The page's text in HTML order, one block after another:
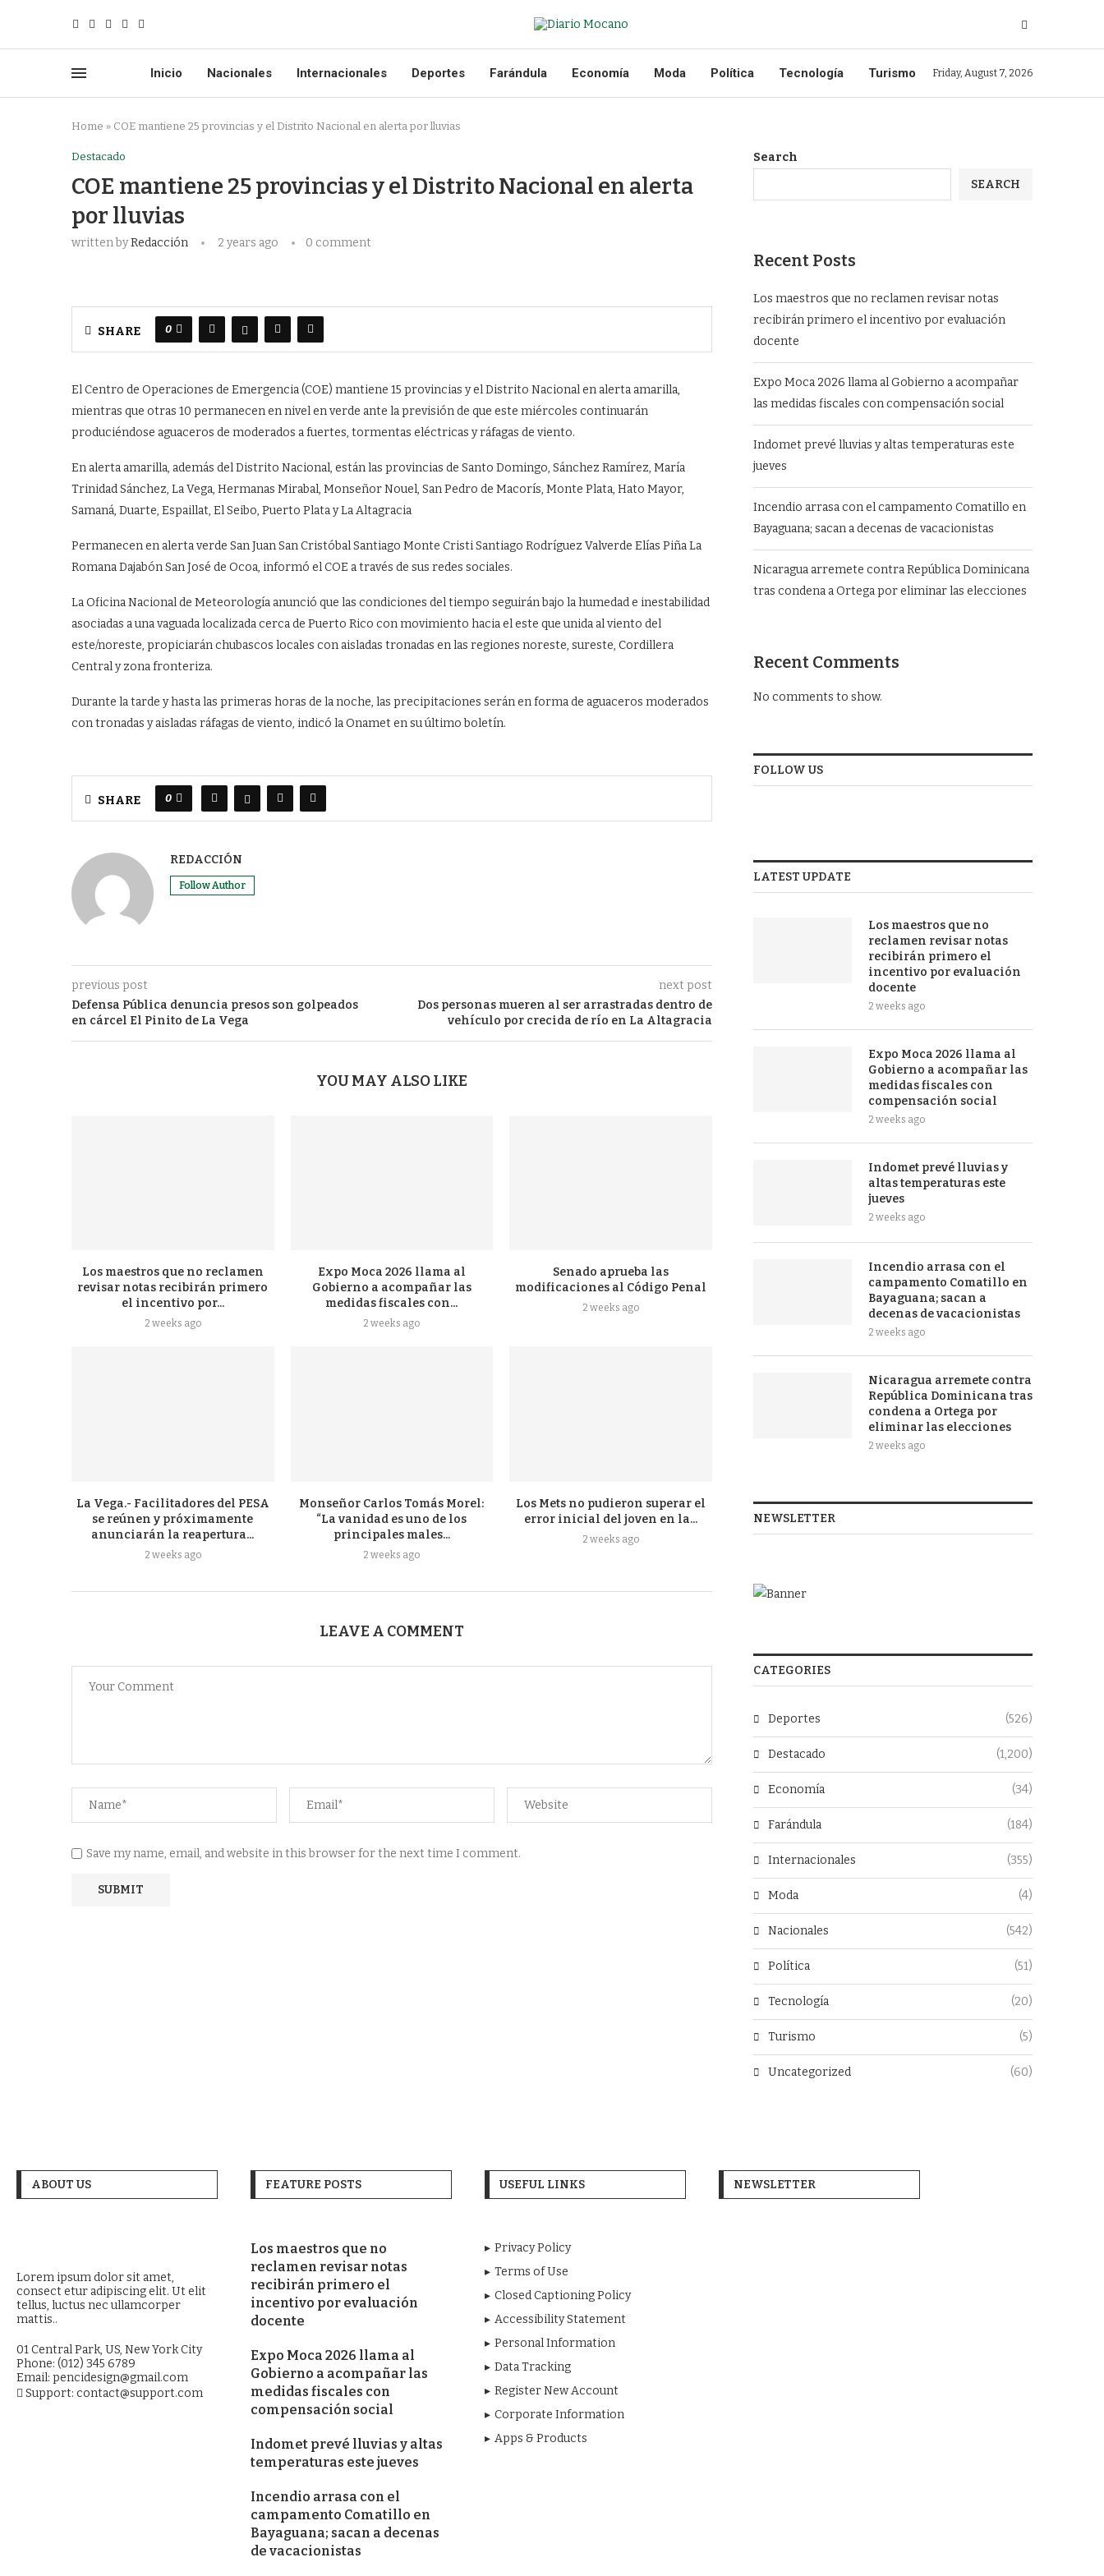
Inicio Nacionales Internacionales Deportes Farándula Economía Moda Política Tecnología Turismo Friday, August 7, 2026
Home » COE mantiene 25 provincias y el Distrito Nacional en alerta por lluvias
Destacado
COE mantiene 25 provincias y el Distrito Nacional en alerta
por lluvias
written byRedacción 2 years ago 0 comment
SHARE 0
El Centro de Operaciones de Emergencia (COE) mantiene 15 provincias y el Distrito Nacional en alerta amarilla,
mientras que otras 10 permanecen en nivel en verde ante la previsión de que este miércoles continuarán
produciéndose aguaceros de moderados a fuertes, tormentas eléctricas y ráfagas de viento.
En alerta amarilla, además del Distrito Nacional, están las provincias de Santo Domingo, Sánchez Ramírez, María
Trinidad Sánchez, La Vega, Hermanas Mirabal, Monseñor Nouel, San Pedro de Macorís, Monte Plata, Hato Mayor,
Samaná, Duarte, Espaillat, El Seibo, Puerto Plata y La Altagracia
Permanecen en alerta verde San Juan San Cristóbal Santiago Monte Cristi Santiago Rodríguez Valverde Elías Piña La
Romana Dajabón San José de Ocoa, informó el COE a través de sus redes sociales.
La Oficina Nacional de Meteorología anunció que las condiciones del tiempo seguirán bajo la humedad e inestabilidad
asociadas a una vaguada localizada cerca de Puerto Rico con movimiento hacia el este que unida al viento del
este/noreste, propiciarán chubascos locales con aisladas tronadas en las regiones noreste, sureste, Cordillera
Central y zona fronteriza.
Durante la tarde y hasta las primeras horas de la noche, las precipitaciones serán en forma de aguaceros moderados
con tronadas y aisladas ráfagas de viento, indicó la Onamet en su último boletín.
SHARE 0
REDACCIÓN
Follow Author
previous post
Defensa Pública denuncia presos son golpeados
en cárcel El Pinito de La Vega
next post
Dos personas mueren al ser arrastradas dentro de
vehículo por crecida de río en La Altagracia
YOU MAY ALSO LIKE
Los maestros que no reclamen
revisar notas recibirán primero
el incentivo por...
2 weeks ago
Expo Moca 2026 llama al
Gobierno a acompañar las
medidas fiscales con...
2 weeks ago
Senado aprueba las
modificaciones al Código Penal
2 weeks ago
La Vega.- Facilitadores del PESA
se reúnen y próximamente
anunciarán la reapertura...
2 weeks ago
Monseñor Carlos Tomás Morel:
“La vanidad es uno de los
principales males...
2 weeks ago
Los Mets no pudieron superar el
error inicial del joven en la...
2 weeks ago
LEAVE A COMMENT
Save my name, email, and website in this browser for the next time I comment.
Search
SEARCH
Recent Posts
Los maestros que no reclamen revisar notas
recibirán primero el incentivo por evaluación
docente
Expo Moca 2026 llama al Gobierno a acompañar
las medidas fiscales con compensación social
Indomet prevé lluvias y altas temperaturas este
jueves
Incendio arrasa con el campamento Comatillo en
Bayaguana; sacan a decenas de vacacionistas
Nicaragua arremete contra República Dominicana
tras condena a Ortega por eliminar las elecciones
Recent Comments
No comments to show.
FOLLOW US
LATEST UPDATE
Los maestros que no
reclamen revisar notas
recibirán primero el
incentivo por evaluación
docente
2 weeks ago
Expo Moca 2026 llama al
Gobierno a acompañar las
medidas fiscales con
compensación social
2 weeks ago
Indomet prevé lluvias y
altas temperaturas este
jueves
2 weeks ago
Incendio arrasa con el
campamento Comatillo en
Bayaguana; sacan a
decenas de vacacionistas
2 weeks ago
Nicaragua arremete contra
República Dominicana tras
condena a Ortega por
eliminar las elecciones
2 weeks ago
NEWSLETTER
CATEGORIES
Deportes (526)
Destacado (1,200)
Economía (34)
Farándula (184)
Internacionales (355)
Moda (4)
Nacionales (542)
Política (51)
Tecnología (20)
Turismo (5)
Uncategorized (60)
ABOUT US
Lorem ipsum dolor sit amet,
consect etur adipiscing elit. Ut elit
tellus, luctus nec ullamcorper
mattis..
01 Central Park, US, New York City
Phone: (012) 345 6789
Email: pencidesign@gmail.com
Support: contact@support.com
FEATURE POSTS
Los maestros que no
reclamen revisar notas
recibirán primero el
incentivo por evaluación
docente
Expo Moca 2026 llama al
Gobierno a acompañar las
medidas fiscales con
compensación social
Indomet prevé lluvias y altas
temperaturas este jueves
Incendio arrasa con el
campamento Comatillo en
Bayaguana; sacan a decenas
de vacacionistas
USEFUL LINKS
Privacy Policy
Terms of Use
Closed Captioning Policy
Accessibility Statement
Personal Information
Data Tracking
Register New Account
Corporate Information
Apps & Products
NEWSLETTER